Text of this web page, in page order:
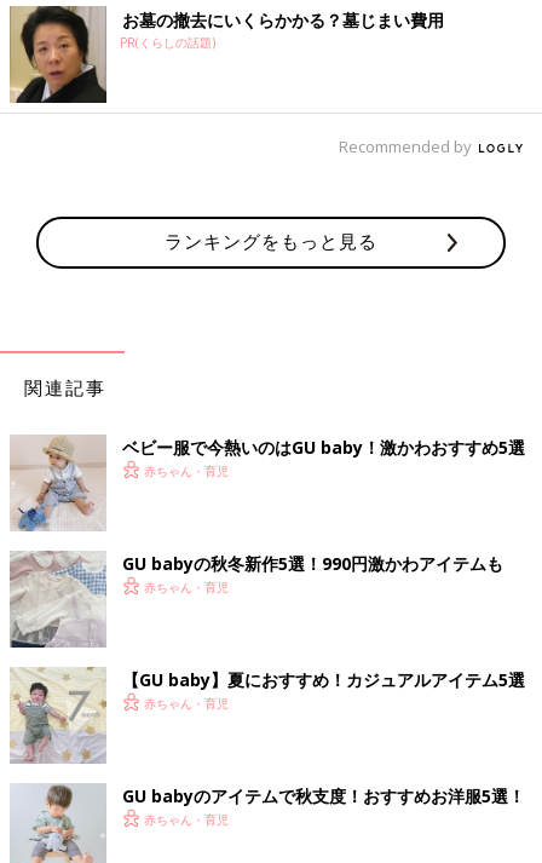
お墓の撤去にいくらかかる？墓じまい費用
PR(くらしの話題)
Recommended by
ランキングをもっと見る
関連記事
ベビー服で今熱いのはGU baby！激かわおすすめ5選
赤ちゃん・育児
GU babyの秋冬新作5選！990円激かわアイテムも
赤ちゃん・育児
【GU baby】夏におすすめ！カジュアルアイテム5選
赤ちゃん・育児
GU babyのアイテムで秋支度！おすすめお洋服5選！
赤ちゃん・育児